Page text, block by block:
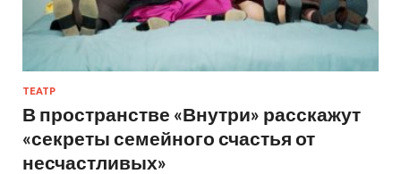
ТЕАТР
В пространстве «Внутри» расскажут
«секреты семейного счастья от
несчастливых»